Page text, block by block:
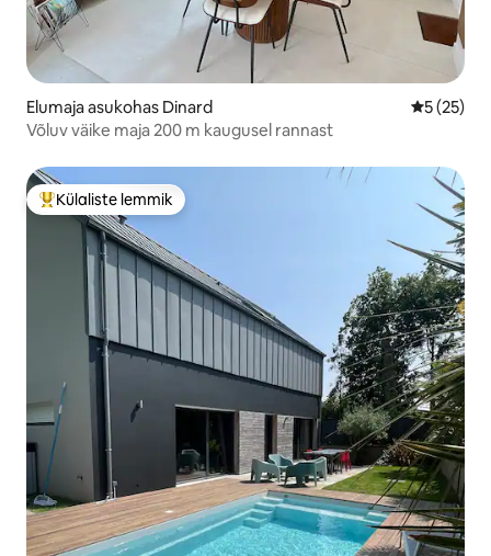
Elumaja asukohas Dinard Keskmine
5 (25)
Võluv väike maja 200 m kaugusel rannast
Külaliste suur lemmik
Külaliste lemmik